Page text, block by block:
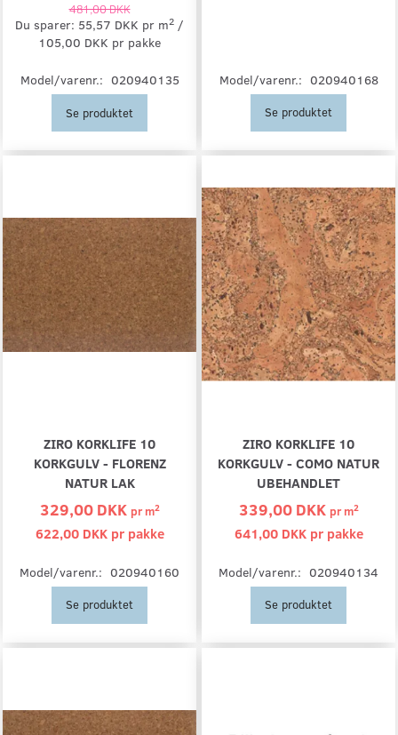
481,00 DKK
Du sparer: 55,57 DKK pr m2
105,00 DKK pr pakke
Model/varenr.: 020940135
Se produktet
Model/varenr.: 020940168
Se produktet
ZIRO KORKLIFE 10
KORKGULV - FLORENZ
NATUR LAK
329,00 DKK prm2
622,00 DKK pr pakke
Model/varenr.: 020940160
Se produktet
ZIRO KORKLIFE 10
KORKGULV - COMO NATUR
UBEHANDLET
339,00 DKK prm2
641,00 DKK pr pakke
Model/varenr.: 020940134
Se produktet